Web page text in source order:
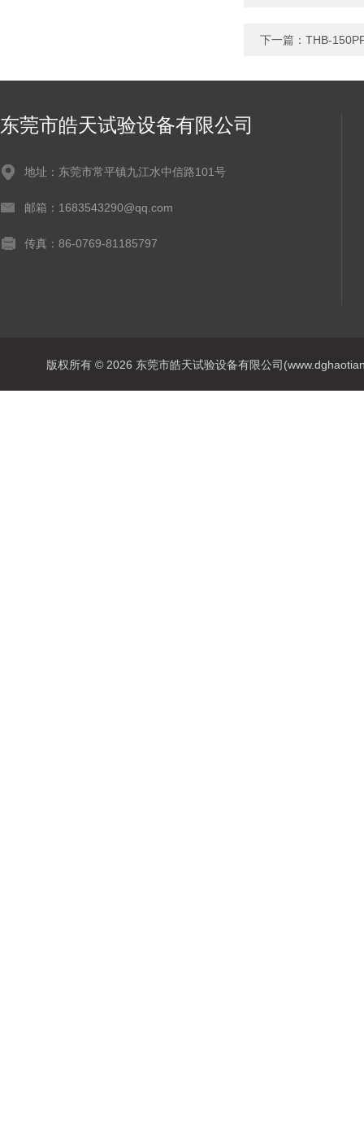
下一篇： THB-
东莞市皓天试验设备有限公司
地址：东莞市常平镇九江水中信路101号
邮箱：1683543290@qq.com
传真：86-0769-81185797
版权所有 © 2026 东莞市皓天试验设备有限公司